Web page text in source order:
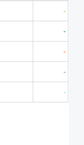
-
-
-
-
-